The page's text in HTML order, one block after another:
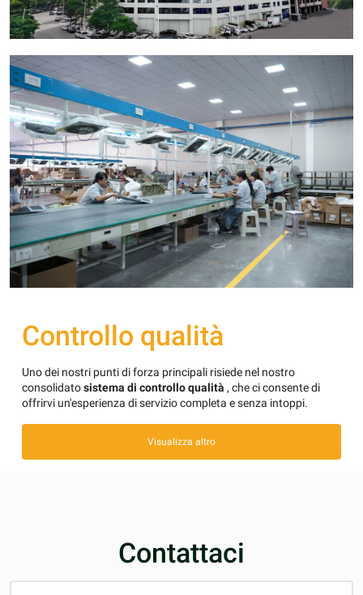
Controllo qualità
Uno dei nostri punti di forza principali risiede nel nostro
consolidatosistema di controllo qualità , che ci consente di
offrirvi un'esperienza di servizio completa e senza intoppi.
Visualizza altro
Contattaci